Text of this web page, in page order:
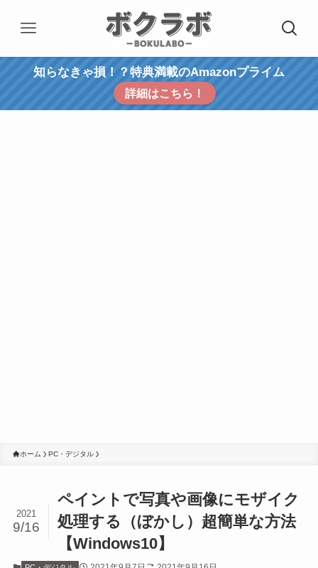
知らなきゃ損！？特典満載のAmazonプライム
詳細はこちら！
ホーム PC・デジタル
ペイントで写真や画像にモザイク
処理する（ぼかし）超簡単な方法
【Windows10】
2021
9/16